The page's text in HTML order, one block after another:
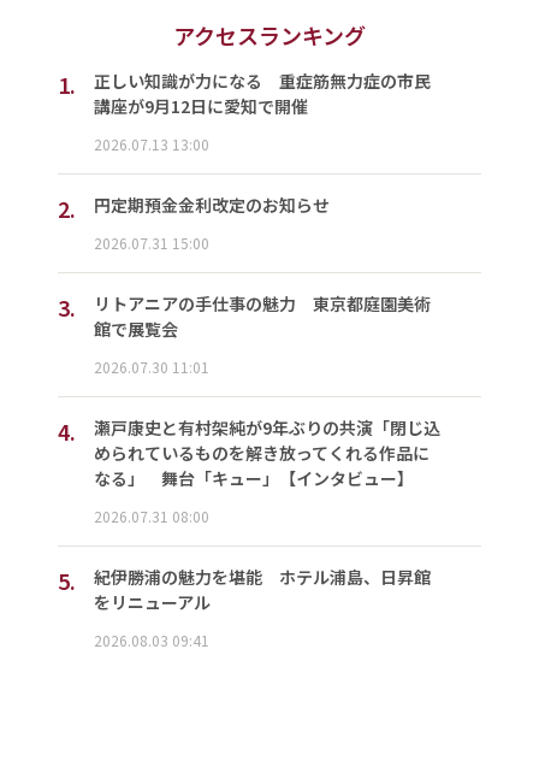
アクセスランキング
1.
正しい知識が力になる 重症筋無力症の市民
講座が9月12日に愛知で開催
2026.07.13 13:00
2. 円定期預金金利改定のお知らせ
2026.07.31 15:00
3.
リトアニアの手仕事の魅力 東京都庭園美術
館で展覧会
2026.07.30 11:01
4.
瀬戸康史と有村架純が9年ぶりの共演「閉じ込
められているものを解き放ってくれる作品に
なる」 舞台「キュー」【インタビュー】
2026.07.31 08:00
5.
紀伊勝浦の魅力を堪能 ホテル浦島、日昇館
をリニューアル
2026.08.03 09:41